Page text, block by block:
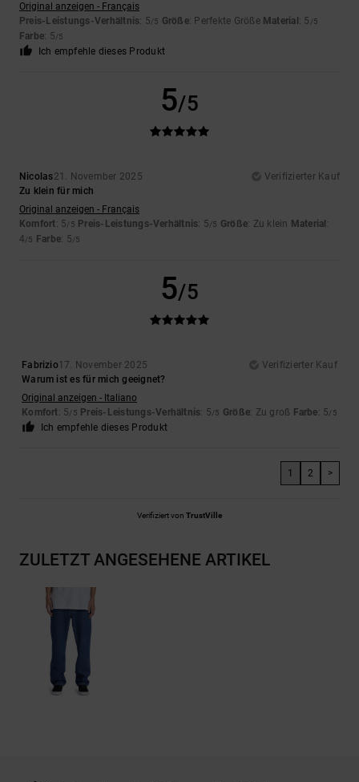
Original anzeigen - Français
Preis-Leistungs-Verhältnis: 5/5 Größe: Perfekte Größe Material : 5 /5
Farbe: 5/5
Ich empfehle dieses Produkt
5/5
Nicolas21. November 2025
Verifizierter Kauf
Zu klein für mich
Original anzeigen - Français
Komfort: 5/5 Preis-Leistungs-Verhältnis: 5/5 Größe: Zu klein Material :
4/5 Farbe: 5/5
5/5
Fabrizio17. November 2025
Verifizierter Kauf
Warum ist es für mich geeignet?
Original anzeigen - Italiano
Komfort: 5/5 Preis-Leistungs-Verhältnis: 5/5 Größe: Zu groß Farbe: 5/5
Ich empfehle dieses Produkt
1 2 >
Verifiziert von TrustVille
ZULETZT ANGESEHENE ARTIKEL